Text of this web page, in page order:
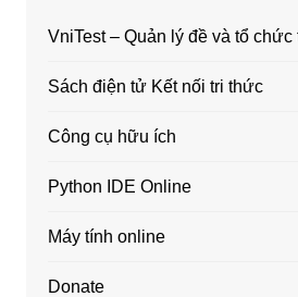
VniTest – Quản lý đề và tổ chức
Sách điện tử Kết nối tri thức
Công cụ hữu ích
Python IDE Online
Máy tính online
Donate